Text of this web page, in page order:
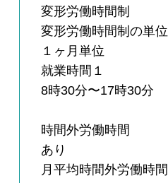
変形労働時間制
変形労働時間制の単位
１ヶ月単位
就業時間１
8時30分〜17時30分
時間外労働時間
あり
月平均時間外労働時間